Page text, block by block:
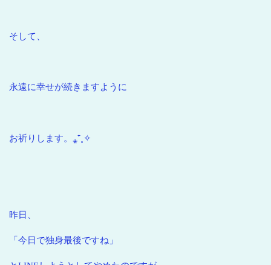
そして、
永遠に幸せが続きますように
お祈りします。⁎⁺˳✧
昨日、
「今日で独身最後ですね」